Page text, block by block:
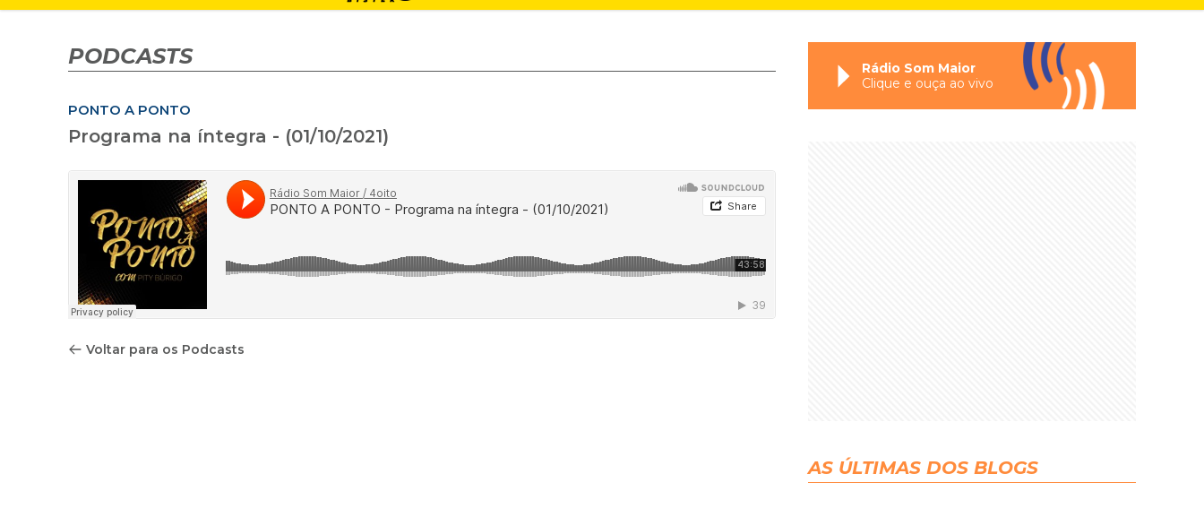
PODCASTS
PONTO A PONTO
Programa na íntegra - (01/10/2021)
Voltar para os Podcasts
Rádio Som Maior
Clique e ouça ao vivo
AS ÚLTIMAS DOS BLOGS